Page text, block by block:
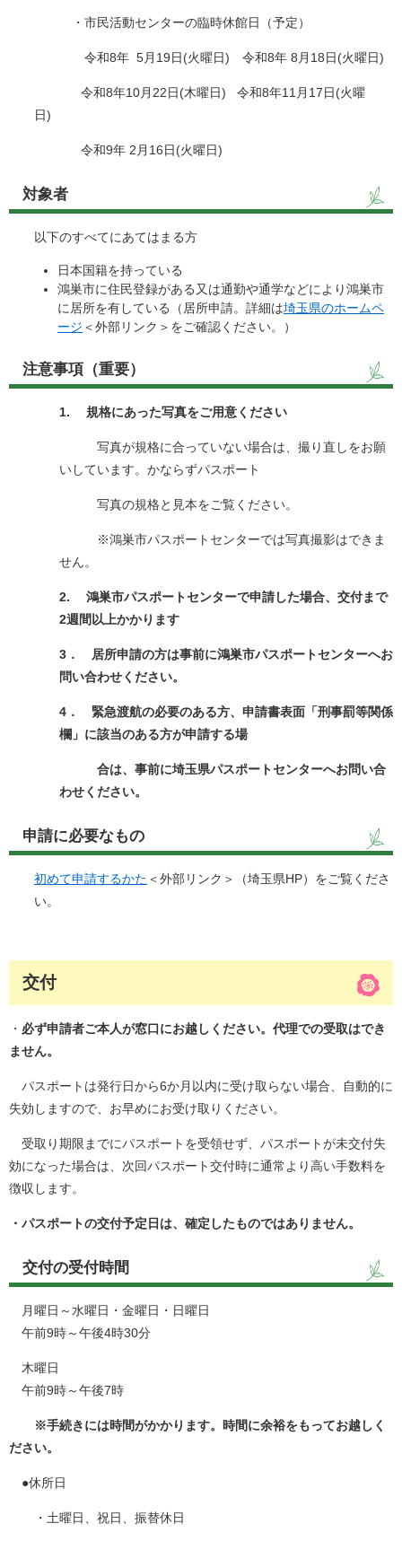
・市民活動センターの臨時休館日（予定）
令和8年 5月19日(火曜日) 令和8年 8月18日(火曜日)
令和8年10月22日(木曜日) 令和8年11月17日(火曜
日)
令和9年 2月16日(火曜日)
対象者
以下のすべてにあてはまる方
日本国籍を持っている
鴻巣市に住民登録がある又は通勤や通学などにより鴻巣市
に居所を有している（居所申請。詳細は埼玉県のホームペ
ージ ＜外部リンク＞ をご確認ください。）
注意事項（重要）
1. 規格にあった写真をご用意ください
写真が規格に合っていない場合は、撮り直しをお願
いしています。かならずパスポート
写真の規格と見本をご覧ください。
※鴻巣市パスポートセンターでは写真撮影はできま
せん。​
2. 鴻巣市パスポートセンターで申請した場合、交付まで
2週間以上かかります
3． 居所申請の方は事前に鴻巣市パスポートセンターへお
問い合わせください。
4． 緊急渡航の必要のある方、申請書表面「刑事罰等関係
欄」に該当のある方が申請する場
合は、事前に埼玉県パスポートセンターへお問い合
わせください。
申請に必要なもの
初めて申請するかた ＜外部リンク＞
（埼玉県HP）をご覧くださ
い。
交付
・ 必ず申請者ご本人が窓口にお越しください。代理での受取はでき
ません。
パスポートは発行日から6か月以内に受け取らない場合、自動的に
失効しますので、お早めにお受け取りください。
受取り期限までにパスポートを受領せず、パスポートが未交付失
効になった場合は、次回パスポート交付時に通常より高い手数料を
徴収します。
・パスポートの交付予定日は、確定したものではありません。
交付の受付時間
月曜日～水曜日・金曜日・日曜日
午前9時～午後4時30分
木曜日
午前9時～午後7時
※手続きには時間がかかります。時間に余裕をもってお越しく
ださい。
●休所日
・土曜日、祝日、振替休日